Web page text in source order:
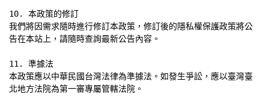
10. 本政策的修訂
我們將因需求隨時進行修訂本政策，修訂後的隱私權保護政策將公
告在本站上，請隨時查詢最新公告內容。
11. 準據法
本政策應以中華民國台灣法律為準據法。如發生爭訟，應以臺灣臺
北地方法院為第一審專屬管轄法院。